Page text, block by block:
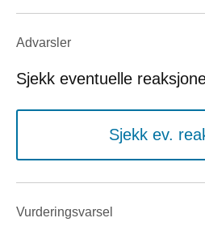
Advarsler
Sjekk eventuelle
Sjekk ev.
Vurderings­varsel